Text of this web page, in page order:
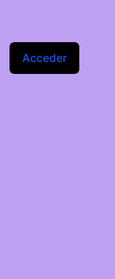
Acceder